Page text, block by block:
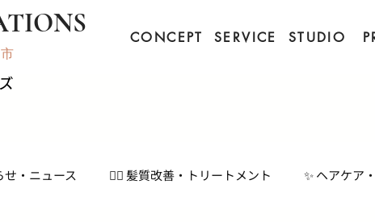
CONCEPT SERVICE STUDIO
せ・ニュース 💇‍♀️ 髪質改善・トリートメント ✨ ヘアケア